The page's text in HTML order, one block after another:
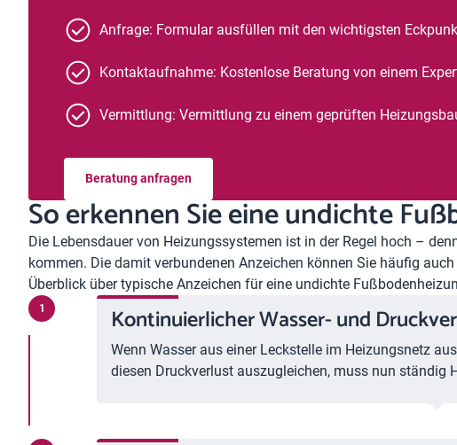
Anfrage: Formular ausfüllen mit den wichtigsten
Kontaktaufnahme: Kostenlose Beratung von einem
Vermittlung: Vermittlung zu einem geprüften
Beratung anfragen
So erkennen Sie eine undichte
Die Lebensdauer von Heizungssystemen ist in der Regel hoch –
kommen. Die damit verbundenen Anzeichen können Sie häufig
Überblick über typische Anzeichen für eine undichte
Kontinuierlicher Wasser- und
Wenn Wasser aus einer Leckstelle im Heizungsnetz
diesen Druckverlust auszugleichen, muss nun ständig